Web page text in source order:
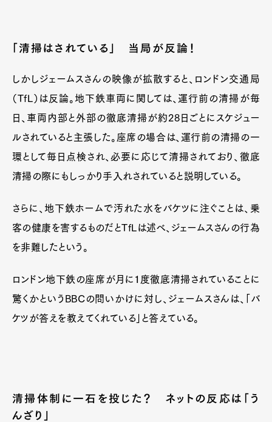
「清掃はされている」 当局が反論！
しかしジェームスさんの映像が拡散すると、ロンドン交通局
（TfL）は反論。地下鉄車両に関しては、運行前の清掃が毎
日、車両内部と外部の徹底清掃が約28日ごとにスケジュー
ルされていると主張した。座席の場合は、運行前の清掃の一
環として毎日点検され、必要に応じて清掃されており、徹底
清掃の際にもしっかり手入れされていると説明している。
さらに、地下鉄ホームで汚れた水をバケツに注ぐことは、乗
客の健康を害するものだとTfLは述べ、ジェームスさんの行為
を非難したという。
ロンドン地下鉄の座席が月に１度徹底清掃されていることに
驚くかというBBCの問いかけに対し、ジェームスさんは、「バ
ケツが答えを教えてくれている」と答えている。
清掃体制に一石を投じた？ ネットの反応は「う
んざり」